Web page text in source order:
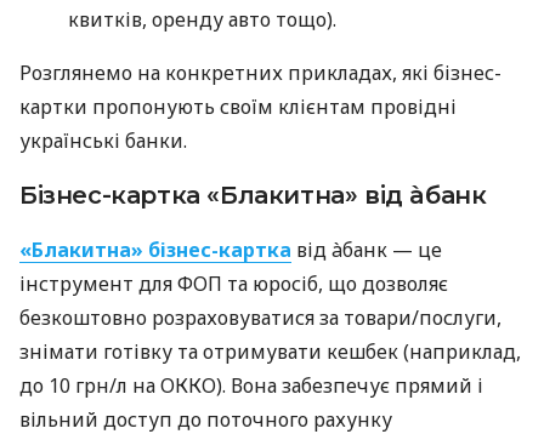
квитків, оренду авто тощо).
Розглянемо на конкретних прикладах, які бізнес-
картки пропонують своїм клієнтам провідні
українські банки.
Бізнес-картка «Блакитна» від àбанк
«Блакитна» бізнес-картка від àбанк — це
інструмент для ФОП та юросіб, що дозволяє
безкоштовно розраховуватися за товари/послуги,
знімати готівку та отримувати кешбек (наприклад,
до 10 грн/л на ОККО). Вона забезпечує прямий і
вільний доступ до поточного рахунку